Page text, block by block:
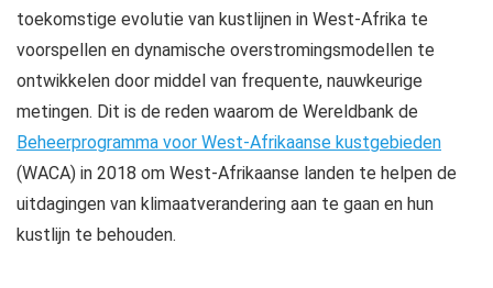
toekomstige evolutie van kustlijnen in West-Afrika te
voorspellen en dynamische overstromingsmodellen te
ontwikkelen door middel van frequente, nauwkeurige
metingen. Dit is de reden waarom de Wereldbank de
Beheerprogramma voor West-Afrikaanse kustgebieden
(WACA) in 2018 om West-Afrikaanse landen te helpen de
uitdagingen van klimaatverandering aan te gaan en hun
kustlijn te behouden.